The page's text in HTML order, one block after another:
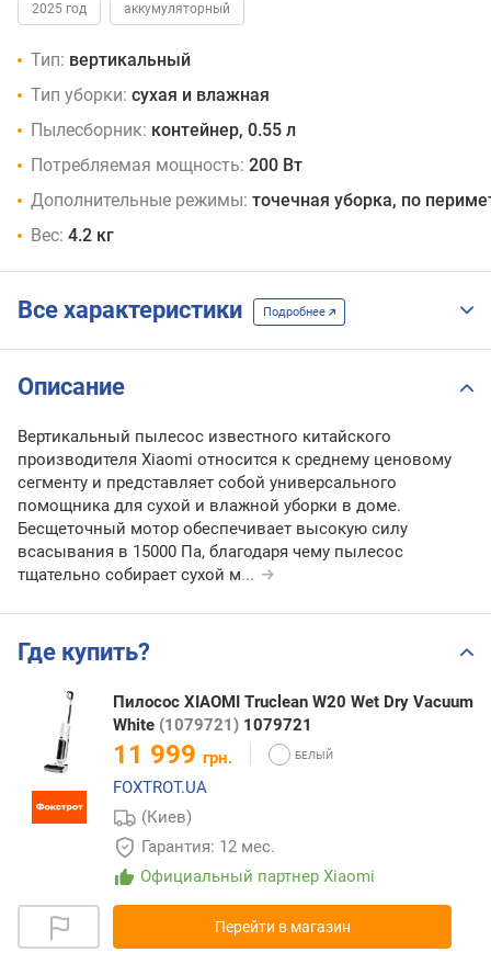
2025 год аккумуляторный
Тип: вертикальный
Тип уборки: сухая и влажная
Пылесборник: контейнер, 0.55 л
Потребляемая мощность: 200 Вт
Дополнительные режимы: точечная уборка, по
Вес: 4.2 кг
Все характеристики Подробнее
Описание
Вертикальный пылесос известного китайского
производителя Xiaomi относится к среднему ценовому
сегменту и представляет собой универсального
помощника для сухой и влажной уборки в доме.
Бесщеточный мотор обеспечивает высокую силу
всасывания в 15000 Па, благодаря чему пылесос
тщательно собирает сухой м...
Где купить?
Пилосос XIAOMI Truclean W20 Wet Dry Vacuum
White (1079721) 1079721
11 999 грн.
FOXTROT.UA
(Киев)
Гарантия: 12 мес.
Официальный партнер Xiaomi
Перейти в магазин